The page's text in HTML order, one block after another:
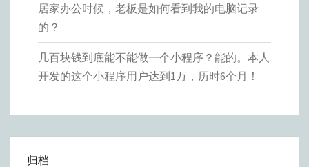
居家办公时候，老板是如何看到我的电脑记录
的？
几百块钱到底能不能做一个小程序？能的。本人
开发的这个小程序用户达到1万，历时6个月！
归档